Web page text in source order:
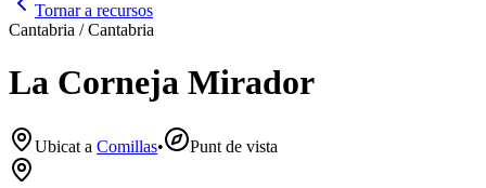
Tornar a recursos
Cantabria / Cantabria
La Corneja Mirador
Ubicat a Comillas• Punt de vista